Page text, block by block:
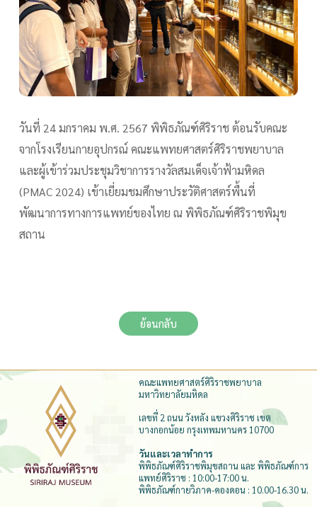
วันที่ 24 มกราคม พ.ศ. 2567 พิพิธภัณฑ์ศิริราช ต้อนรับคณะ
จากโรงเรียนกายอุปกรณ์ คณะแพทยศาสตร์ศิริราชพยาบาล
และผู้เข้าร่วมประชุมวิชาการรางวัลสมเด็จเจ้าฟ้ามหิดล
(PMAC 2024) เข้าเยี่ยมชมศึกษาประวัติศาสตร์พื้นที่
พัฒนาการทางการแพทย์ของไทย ณ พิพิธภัณฑ์ศิริราชพิมุข
สถาน
ย้อนกลับ
คณะแพทยศาสตร์ศิริราชพยาบาล
มหาวิทยาลัยมหิดล
เลขที่ 2 ถนน วังหลัง แขวงศิริราช เขต
บางกอกน้อย กรุงเทพมหานคร 10700
วันและเวลาทำการ
พิพิธภัณฑ์ศิริราชพิมุขสถาน และ พิพิธภัณฑ์การ
แพทย์ศิริราช : 10:00-17:00 น.
พิพิธภัณฑ์กายวิภาค-คองดอน : 10.00-16.30 น.